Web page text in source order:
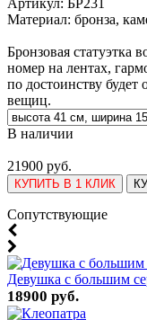
Материал: бронза,
Бронзовая статуэтка
номер на лентах,
по достоинству
вещиц.
В наличии
21900 руб.
КУПИТЬ В 1 КЛИК
Cопутствующие
Девушка с большим
18900 руб.